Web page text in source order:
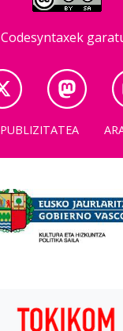
Codesyntaxek
PUBLIZITATEA